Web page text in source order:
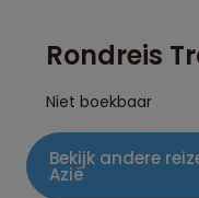
Rondreis
Niet boekbaar
Bekijk andere
Azië